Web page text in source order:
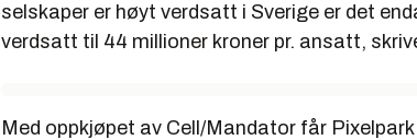
selskaper er høyt verdsatt i Sverige er det
verdsatt til 44 millioner kroner pr. ansatt,
Med oppkjøpet av Cell/Mandator får